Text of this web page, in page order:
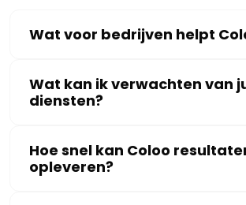
Wat voor bedrijven helpt
Wat kan ik verwachten van
diensten?
Hoe snel kan Coloo
opleveren?